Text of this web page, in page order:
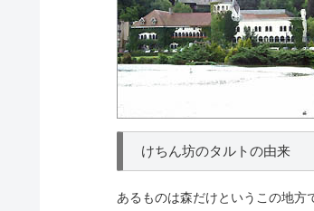
けちん坊のタルトの由来
あるものは森だけというこの地方